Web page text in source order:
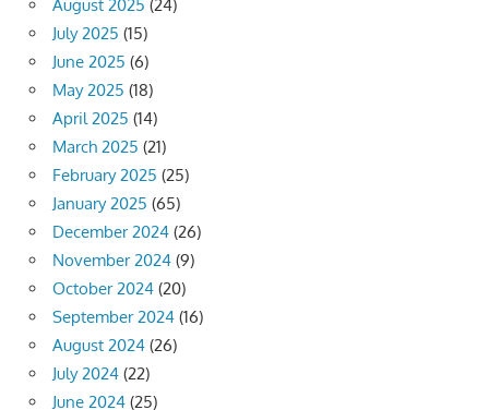
August 2025 (24)
July 2025 (15)
June 2025 (6)
May 2025 (18)
April 2025 (14)
March 2025 (21)
February 2025 (25)
January 2025 (65)
December 2024 (26)
November 2024 (9)
October 2024 (20)
September 2024 (16)
August 2024 (26)
July 2024 (22)
June 2024 (25)